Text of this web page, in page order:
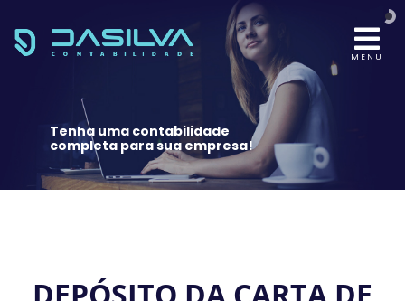
MENU
Tenha uma contabilidade
completa para sua empresa!